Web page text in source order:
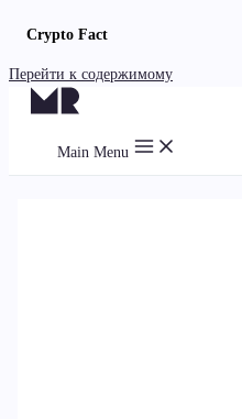
Crypto Fact
Перейти к содержимому
Main Menu